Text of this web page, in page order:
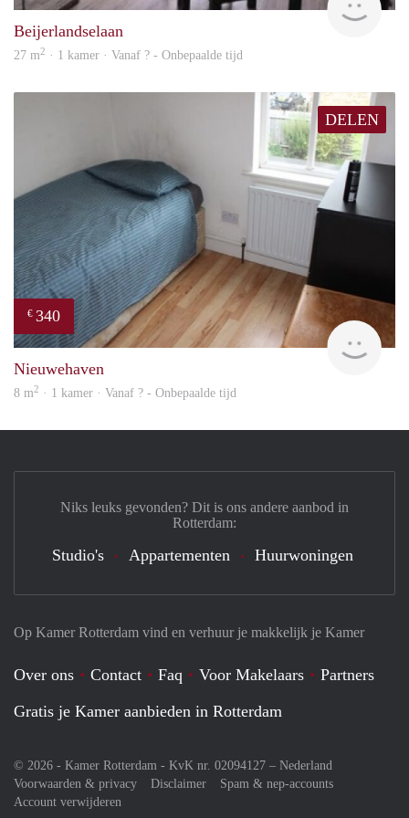
Beijerlandselaan
27 m2 · 1 kamer · Vanaf ? - Onbepaalde tijd
DELEN
€ 340
Nieuwehaven
8 m2 · 1 kamer · Vanaf ? - Onbepaalde tijd
Op Kamer Rotterdam vind en verhuur je makkelijk je Kamer
Over ons Contact Faq Voor Makelaars
Partners
Gratis je Kamer aanbieden in Rotterdam
© 2026 - Kamer Rotterdam - KvK nr. 02094127 – Nederland
Voorwaarden & privacy
Disclaimer
Spam & nep-accounts
Account verwijderen
Niks leuks gevonden? Dit is ons andere aanbod in
Rotterdam:
Studio's Appartementen Huurwoningen